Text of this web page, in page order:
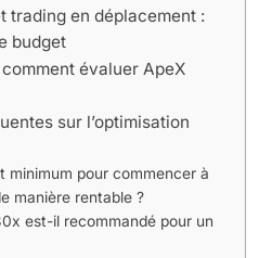
trading en déplacement :
budget
évaluer ApeX
sur l’optimisation
minimum pour commencer à
manière rentable ?
est-il recommandé pour un